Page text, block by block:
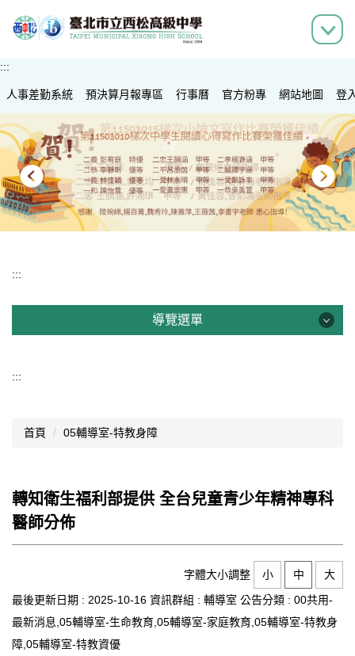
到
容
區
:::
人事差勤系統 預決算月報專區 行事曆 官方粉專 網站地圖 登
:::
導覽選單
認識西松
文件資料
行事曆
西松學習歷程檔案
:::
首頁 05輔導室-特教身障
轉知衛生福利部提供 全台兒童青少年精神專科
醫師分佈
字體大小調整 小 中
大
最後更新日期 : 2025-10-16 資訊群組 : 輔導室 公告分類 : 00共用-
最新消息,05輔導室-生命教育,05輔導室-家庭教育,05輔導室-特教身
障,05輔導室-特教資優